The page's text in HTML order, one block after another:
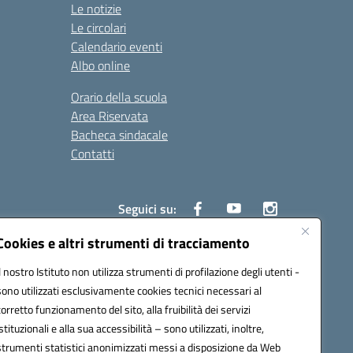
e altri strumenti di tracciamento
nostro Istituto non utilizza strumenti di profilazione degli utenti -
utilizzati esclusivamente cookies tecnici necessari al
funzionamento del sito, alla fruibilità dei servizi
e alla sua accessibilità – sono utilizzati, inoltre,
statistici anonimizzati messi a disposizione da Web
Le notizie
Le circolari
Calendario eventi
Albo online
Orario della scuola
Area Riservata
Bacheca sindacale
Contatti
Seguici su: